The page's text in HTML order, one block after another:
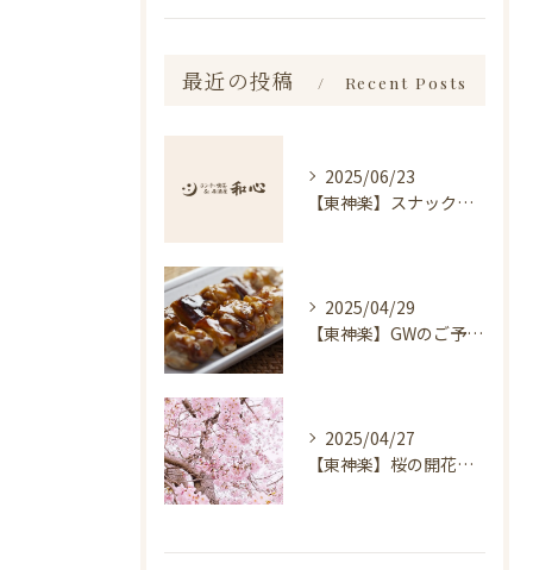
最近の投稿 Recent Posts
2025/06/23
【東神楽】スナック琥珀についてのお知らせ｜ランチ・喫茶＆居酒屋 和心
2025/04/29
【東神楽】GWのご予約受付中！｜ランチ・喫茶＆居酒屋 和心
2025/04/27
【東神楽】桜の開花情報＆お花見スポット｜ランチ・喫茶＆居酒屋 和心